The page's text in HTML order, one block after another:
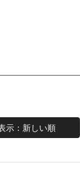
示：新しい順